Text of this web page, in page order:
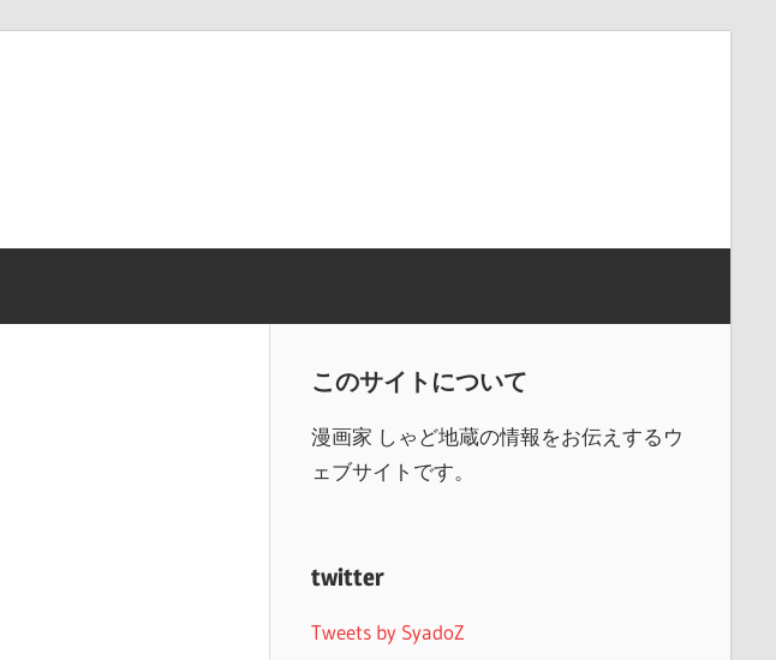
このサイトについて
漫画家 しゃど地蔵の情報をお伝えするウ
ェブサイトです。
twitter
Tweets by SyadoZ